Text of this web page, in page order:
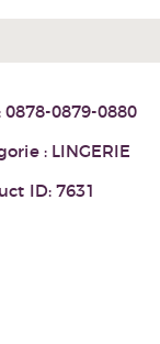
0878-0879-0880
: LINGERIE
ID:7631